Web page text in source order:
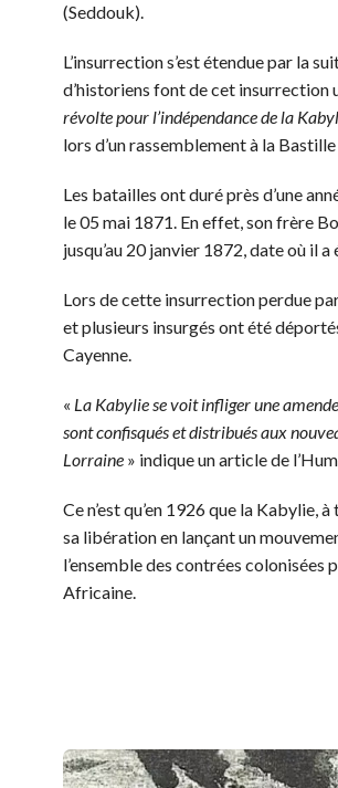
(Seddouk).
L’insurrection s’est étendue par la
d’historiens font de cet insurrection
révolte pour l’indépendance de la
lors d’un rassemblement à la
Les batailles ont duré près d’une
le 05 mai 1871. En effet, son frère
jusqu’au 20 janvier 1872, date où il
Lors de cette insurrection perdue
et plusieurs insurgés ont été
Cayenne.
« La Kabylie se voit infliger une
sont confisqués et distribués aux
Lorraine » indique un article de
Ce n’est qu’en 1926 que la Kabylie,
sa libération en lançant un
l’ensemble des contrées colonisées
Africaine.